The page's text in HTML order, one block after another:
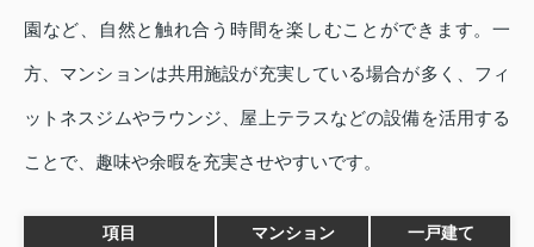
園など、自然と触れ合う時間を楽しむことができます。一
方、マンションは共用施設が充実している場合が多く、フィ
ットネスジムやラウンジ、屋上テラスなどの設備を活用する
ことで、趣味や余暇を充実させやすいです。
項目 マンション 一戸建て